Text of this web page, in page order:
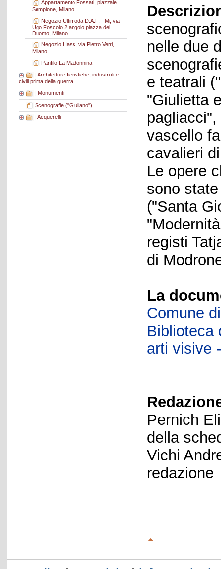
Appartamento Fossati, piazzale
Sempione, Milano
Negozio Ultimoda D.A.F. - Mi, via
Ugo Foscolo 2 angolo piazza del
Duomo, Milano
Negozio Hass, via Pietro Verri,
Milano
Panfilo La Madonnina
Architetture fieristiche, industriali e
civili prima della guerra
| Monumenti
Scenografie ("Giuliano")
| Acquerelli
nelle due
e teatrali
"Giulietta
vascello
cavalieri
Le opere
sono
("Santa
registi
di
La
Comune
Biblioteca
arti visive
Pernich
della
Vichi
redazione